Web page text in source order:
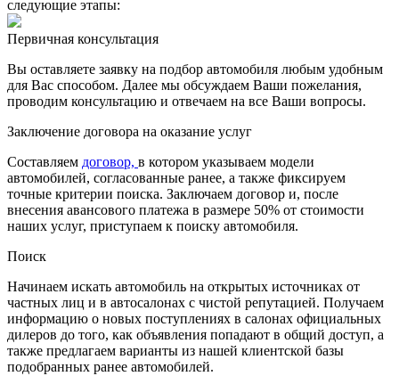
следующие этапы:
Первичная консультация
Вы оставляете заявку на подбор автомобиля любым удобным
для Вас способом. Далее мы обсуждаем Ваши пожелания,
проводим консультацию и отвечаем на все Ваши вопросы.
Заключение договора на оказание услуг
Составляем договор, в котором указываем модели
автомобилей, согласованные ранее, а также фиксируем
точные критерии поиска. Заключаем договор и, после
внесения авансового платежа в размере 50% от стоимости
наших услуг, приступаем к поиску автомобиля.
Поиск
Начинаем искать автомобиль на открытых источниках от
частных лиц и в автосалонах с чистой репутацией. Получаем
информацию о новых поступлениях в салонах официальных
дилеров до того, как объявления попадают в общий доступ, а
также предлагаем варианты из нашей клиентской базы
подобранных ранее автомобилей.